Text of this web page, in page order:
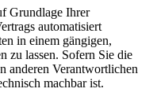
Grundlage Ihrer
automatisiert
in einem gängigen,
zu lassen. Sofern Sie die
anderen Verantwortlichen
machbar ist.